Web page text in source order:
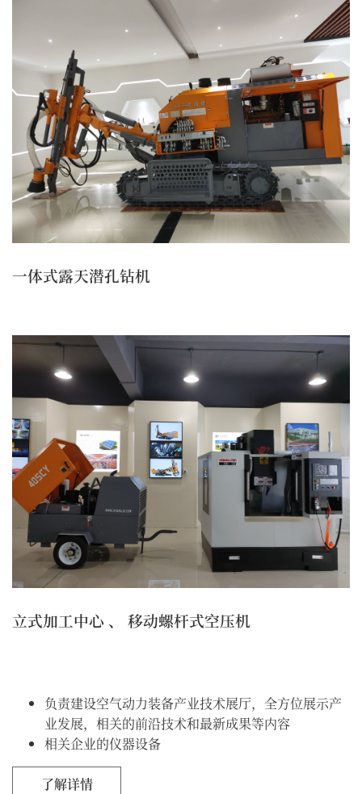
一体式露天潜孔钻机
立式加工中心 、 移动螺杆式空压机
负责建设空气动力装备产业技术展厅，全方位展示产
业发展，相关的前沿技术和最新成果等内容
相关企业的仪器设备
了解详情